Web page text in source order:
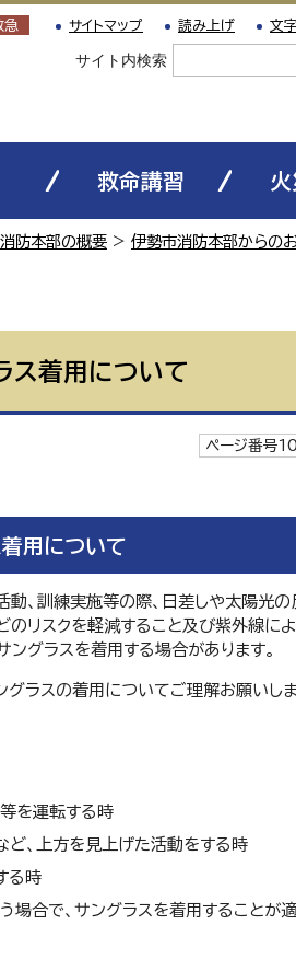
急 サイトマップ 読み上げ 文
サイト内検索
救命講習
防本部の概要 > 伊勢市消防本部からの
ス着用について
ページ番号
用について
動、訓練実施等の際、日差しや太陽光
のリスクを軽減すること及び紫外線に
ングラスを着用する場合があります。
ラスの着用についてご理解お願いしま
を運転する時
ど、上方を見上げた活動をする時
る時
場合で、サングラスを着用することが